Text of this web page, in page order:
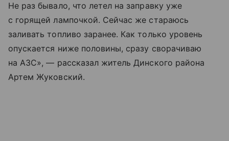
Не раз бывало, что летел на заправку уже
с горящей лампочкой. Сейчас же стараюсь
заливать топливо заранее. Как только уровень
опускается ниже половины, сразу сворачиваю
на АЗС», — рассказал житель Динского района
Артем Жуковский.